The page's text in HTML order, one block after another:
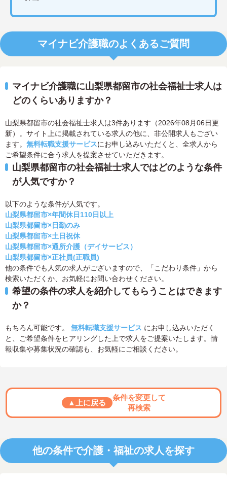
マイナビ介護職のよくあるご質問
マイナビ介護職に山梨県都留市の社会福祉士求人は
どのくらいありますか？
山梨県都留市の社会福祉士求人は3件あります（2026年08月06日更
新）。サイト上に掲載されている求人の他に、非公開求人もござい
ます。 無料転職支援サービスにお申し込みいただくと、全求人から
ご希望条件に合う求人を提案させていただきます。
山梨県都留市の社会福祉士求人ではどのような条件
が人気ですか？
以下のような条件が人気です。
山梨県都留市×年間休日110日以上
山梨県都留市×日勤のみ
山梨県都留市×土日祝休
山梨県都留市×通所介護（デイサービス）
山梨県都留市×正社員(正職員)
他の条件でも人気の求人がございますので、「こだわり条件」から
検索いただくか、お気軽にお問い合わせください。
希望の条件の求人を紹介してもらうことはできます
か？
もちろん可能です。 無料転職支援サービス にお申し込みいただく
と、ご希望条件をヒアリングした上で求人をご提案いたします。情
報収集や募集状況の確認も、お気軽にご相談ください。
▲上に戻る
条件を変更して
再検索
他の条件で介護・福祉の求人を探す